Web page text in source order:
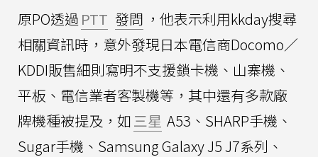
原PO透過 PTT 發問 ，他表示利用kkday搜尋
相關資訊時，意外發現日本電信商Docomo／
KDDI販售細則寫明不支援鎖卡機、山寨機、
平板、電信業者客製機等，其中還有多款廠
牌機種被提及，如三星 A53、SHARP手機、
Sugar手機、Samsung Galaxy J5 J7系列、